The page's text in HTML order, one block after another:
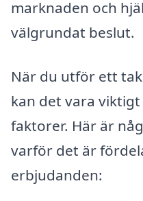
marknaden och
välgrundat beslut.
När du utför ett
kan det vara
faktorer. Här är
varför det är
erbjudanden: